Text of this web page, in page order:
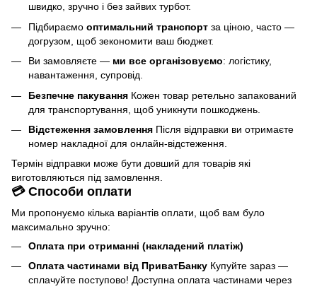
швидко, зручно і без зайвих турбот.
Підбираємо оптимальний транспорт за ціною, часто —
догрузом, щоб зекономити ваш бюджет.
Ви замовляєте — ми все організовуємо: логістику,
навантаження, супровід.
Безпечне пакування Кожен товар ретельно запакований
для транспортування, щоб уникнути пошкоджень.
Відстеження замовлення Після відправки ви отримаєте
номер накладної для онлайн-відстеження.
Термін відправки може бути довший для товарів які
виготовляються під замовлення.
💳 Способи оплати
Ми пропонуємо кілька варіантів оплати, щоб вам було
максимально зручно:
Оплата при отриманні (накладений платіж)
Оплата частинами від ПриватБанку Купуйте зараз —
сплачуйте поступово! Доступна оплата частинами через